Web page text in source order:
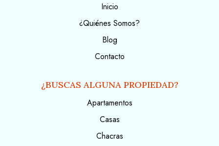
Inicio
¿Quiénes Somos?
Blog
Contacto
¿BUSCAS ALGUNA PROPIEDAD?
Apartamentos
Casas
Chacras